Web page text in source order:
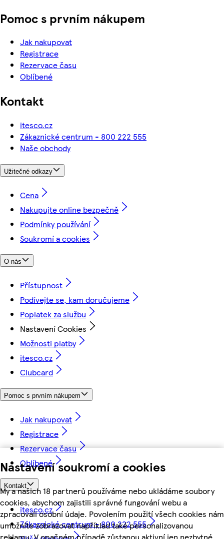
Nastavení soukromí a cookies
My a našich 18 partnerů používáme nebo ukládáme soubory
cookies, abychom zajistili správné fungování webu a
zpracovali osobní údaje. Povolením použití všech cookies nám
umožníte zobrazovat například také personalizovanou
reklamu. V opačném případě zůstanou aktivní jen nezbytné
Pomoc s prvním nákupem
Jak nakupovat
Registrace
Rezervace času
Oblíbené
Kontakt
itesco.cz
Zákaznické centrum - 800 222 555
Naše obchody
Užitečné odkazy
Cena
Nakupujte online bezpečně
Podmínky používání
Soukromí a cookies
O nás
Přístupnost
Podívejte se, kam doručujeme
Poplatek za službu
Nastavení Cookies
Možnosti platby
itesco.cz
Clubcard
Pomoc s prvním nákupem
Jak nakupovat
Registrace
Rezervace času
Oblíbené
Kontakt
itesco.cz
Zákaznické centrum - 800 222 555